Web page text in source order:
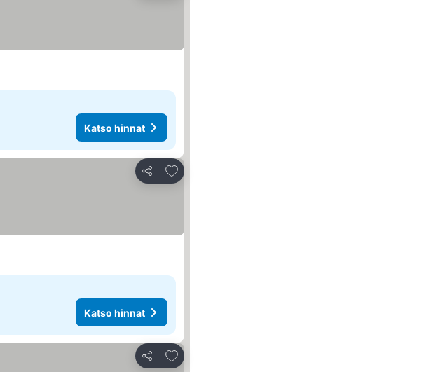
Katso hinnat
Jaa
Lisää suosikkeihin
Katso hinnat
Jaa
Lisää suosikkeihin